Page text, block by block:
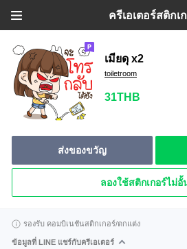
ครีเอเตอร์สติกเ
เมียดุ x2
toiletroom
31THB
ส่งของขวัญ
ลองใช้สติกเกอร์ไม่
รองรับ คอมบิเนชันสติกเกอร์/ตกแต่ง
ข้อมูลที่ LINE แชร์กับครีเอเตอร์